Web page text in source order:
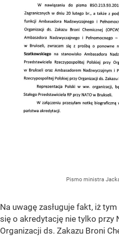
Pismo ministra
Na uwagę zasługuje fakt, iż
się o akredytację nie tylko przy
Organizacji ds. Zakazu Broni